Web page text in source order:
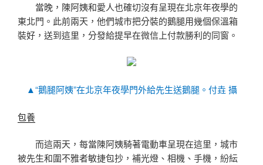
當晚，陳阿姨和愛人也確切沒有呈現在北京年夜學的
東北門。此前兩天，他們城市把分裝的鵝腿用幾個保溫箱
裝好，送到這里，分發給提早在微信上付款勝利的同窗。
▲“鵝腿阿姨”在北京年夜學門外給先生送鵝腿。付垚 攝
包養
而這兩天，每當陳阿姨騎著電動車呈現在這里，城市
被先生和圍不雅者敏捷包抄，補光燈、相機、手機，紛紜